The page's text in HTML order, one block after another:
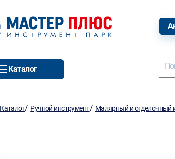
Каталог
Каталог/ Ручной инструмент/ Малярный и отделочный